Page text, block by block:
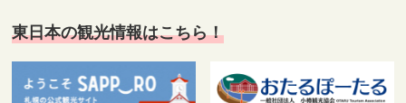
東日本の観光情報はこちら！